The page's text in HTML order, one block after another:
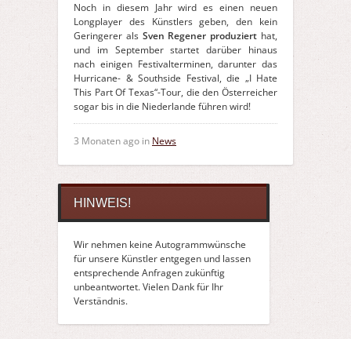
Noch in diesem Jahr wird es einen neuen
Longplayer des Künstlers geben, den kein
Geringerer als Sven Regener produziert hat,
und im September startet darüber hinaus
nach einigen Festivalterminen, darunter das
Hurricane- & Southside Festival, die „I Hate
This Part Of Texas“-Tour, die den Österreicher
sogar bis in die Niederlande führen wird!
3 Monaten ago in News
HINWEIS!
Wir nehmen keine Autogrammwünsche
für unsere Künstler entgegen und lassen
entsprechende Anfragen zukünftig
unbeantwortet. Vielen Dank für Ihr
Verständnis.